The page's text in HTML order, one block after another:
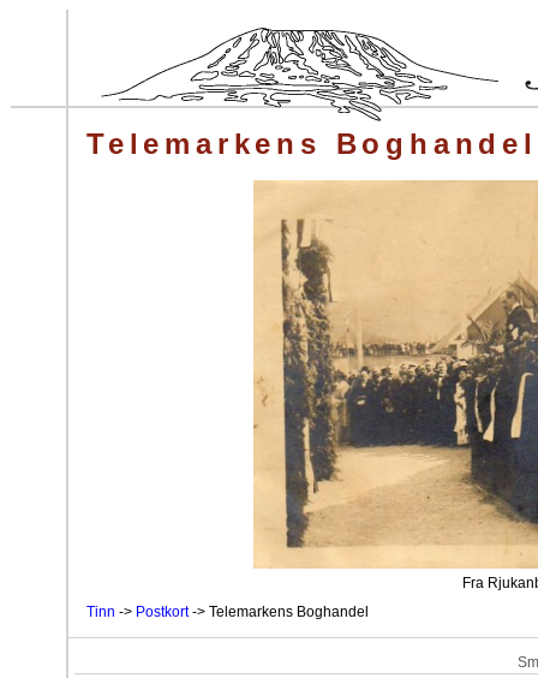
Telemarkens Boghandel
Fra
Tinn -> Postkort-> Telemarkens Boghandel